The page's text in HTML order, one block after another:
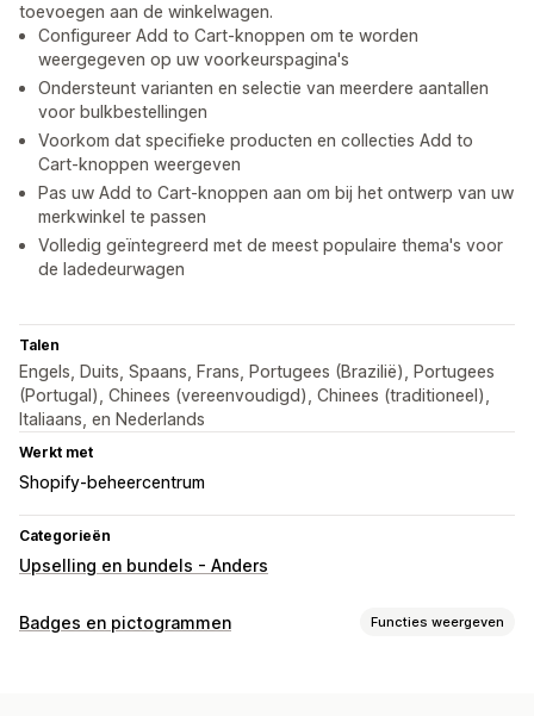
toevoegen aan de winkelwagen.
Configureer Add to Cart-knoppen om te worden
weergegeven op uw voorkeurspagina's
Ondersteunt varianten en selectie van meerdere aantallen
voor bulkbestellingen
Voorkom dat specifieke producten en collecties Add to
Cart-knoppen weergeven
Pas uw Add to Cart-knoppen aan om bij het ontwerp van uw
merkwinkel te passen
Volledig geïntegreerd met de meest populaire thema's voor
de ladedeurwagen
Talen
Engels, Duits, Spaans, Frans, Portugees (Brazilië), Portugees
(Portugal), Chinees (vereenvoudigd), Chinees (traditioneel),
Italiaans, en Nederlands
Werkt met
Shopify-beheercentrum
Categorieën
Upselling en bundels - Anders
Badges en pictogrammen Functies weergeven